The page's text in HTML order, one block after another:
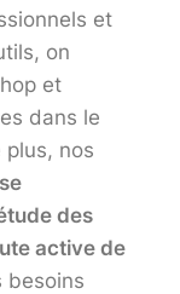
et
on
et
dans le
plus, nos
des
active de
besoins